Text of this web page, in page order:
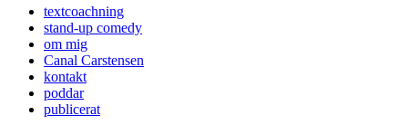
textcoachning
stand-up comedy
om mig
Canal Carstensen
kontakt
poddar
publicerat